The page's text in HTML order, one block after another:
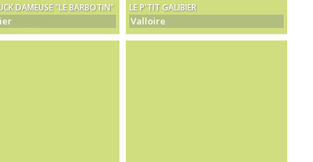
DAMEUSE "LE BARBOTIN" LE P'TIT GALIBIER
Valloire